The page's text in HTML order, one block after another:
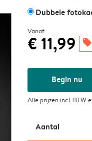
Dubbele
Vanaf
€ 11,99 offers
Begin nu
Alle prijzen incl. BTW
Aantal